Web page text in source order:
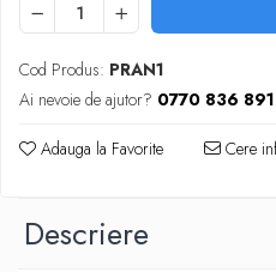
Cod Produs: PRAN1
Ai nevoie de ajutor? 0770 836 891
Adauga la Favorite Cere
Descriere